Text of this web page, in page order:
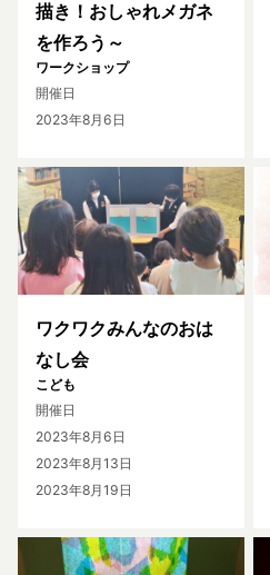
描き！おしゃれメガネ
を作ろう～
ワークショップ
開催日
2023年8月6日
ワクワクみんなのおは
なし会
こども
開催日
2023年8月6日
2023年8月13日
2023年8月19日